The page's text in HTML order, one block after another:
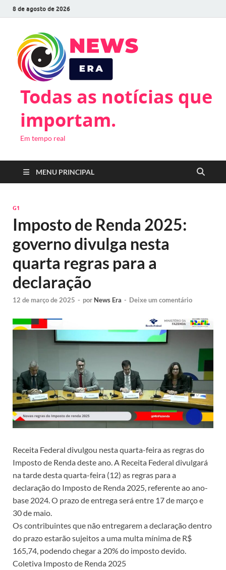
8 de agosto de 2026
Todas as notícias que
importam.
Em tempo real
MENU PRINCIPAL
G1
Imposto de Renda 2025:
governo divulga nesta
quarta regras para a
declaração
12 de março de 2025 - por News Era - Deixe um comentário
Receita Federal divulgou nesta quarta-feira as regras do
Imposto de Renda deste ano. A Receita Federal divulgará
na tarde desta quarta-feira (12) as regras para a
declaração do Imposto de Renda 2025, referente ao ano-
base 2024. O prazo de entrega será entre 17 de março e
30 de maio.
Os contribuintes que não entregarem a declaração dentro
do prazo estarão sujeitos a uma multa mínima de R$
165,74, podendo chegar a 20% do imposto devido.
Coletiva Imposto de Renda 2025